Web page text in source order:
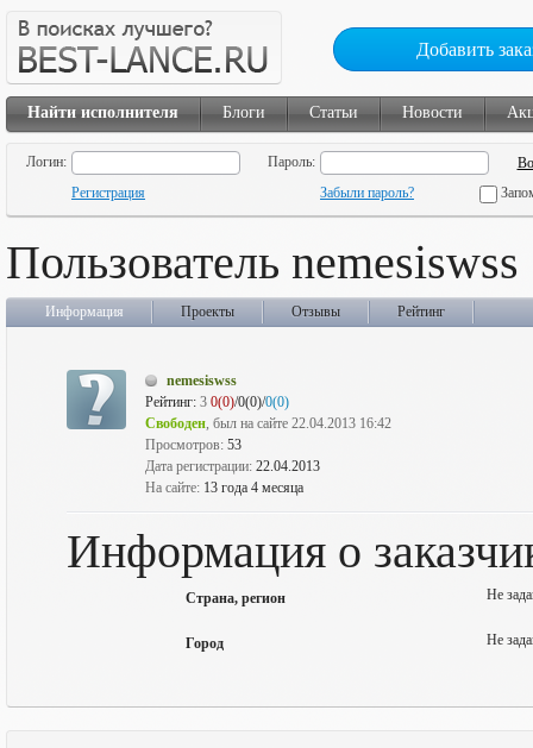
Добавить
Найти исполнителя Блоги Статьи Новости
Логин:
Пароль:
Регистрация
Забыли пароль?
Пользователь nemesiswss
Информация Проекты Отзывы Рейтинг
nemesiswss
Рейтинг: 3 0(0)/0(0)/0(0)
Свободен, был на сайте 22.04.2013 16:42
Просмотров: 53
Дата регистрации: 22.04.2013
На сайте: 13 года 4 месяца
Информация о
Страна, регион Не
Город Не